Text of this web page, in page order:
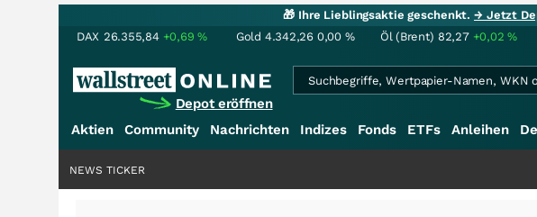
🎁 Ihre Lieblingsaktie geschenkt.→ Jetzt
DAX 26.355,84 +0,69% Gold 4.342,26 0,00 % Öl (Brent) 82,27 +0,02%
Depot eröffnen
Aktien Community Nachrichten Indizes Fonds ETFs Anleihen
NEWS TICKER